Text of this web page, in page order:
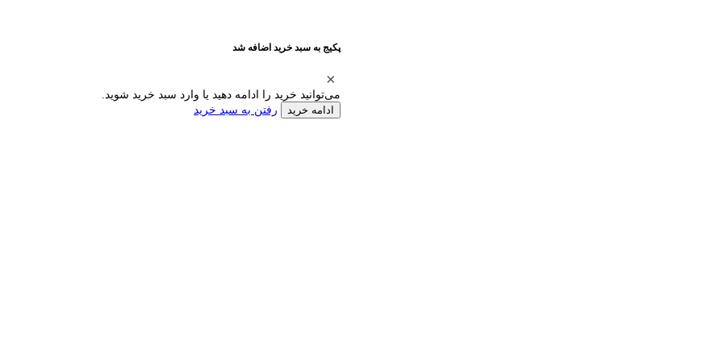
پکیج به سبد خرید اضافه شد
می‌توانید خرید را ادامه دهید یا وارد سبد خرید شوید.
ادامه خرید رفتن به سبد خرید